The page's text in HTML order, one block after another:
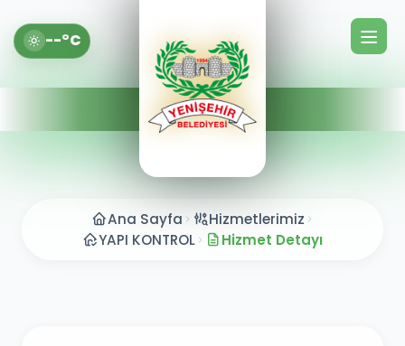
--°C
Ana Sayfa
Hizmetlerimiz
YAPI KONTROL
Hizmet Detayı